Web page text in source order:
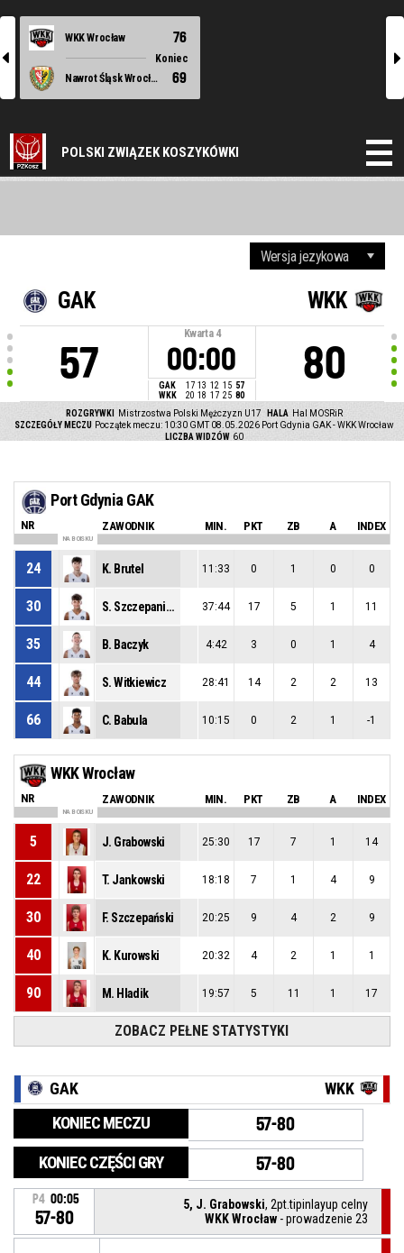
l
WKK Wrocław 76
Koniec
Nawrot Śląsk Wrocław
69
r
POLSKI ZWIĄZEK KOSZYKÓWKI
GAK
57
Kwarta 4
00:00
GAK 17 13 12 15 57
WKK
20 18 17 25 80
WKK
80
ROZGRYWKI Mistrzostwa Polski Mężczyzn U17 HALA Hal MOSRiR
SZCZEGÓŁY MECZU Początek meczu: 10:30 GMT 08.05.2026 Port Gdynia GAK - WKK Wrocław
LICZBA WIDZÓW 60
Port Gdynia GAK
NR ZAWODNIK MIN. PKT ZB A INDEX
NA BOISKU
24 K. Brutel 11:33 0 1 0 0
30 S. Szczepaniak 37:44 17 5 1 11
35 B. Baczyk 4:42 3 0 1 4
44 S. Witkiewicz 28:41 14 2 2 13
66 C. Babula 10:15 0 2 1 -1
WKK Wrocław
NR ZAWODNIK MIN. PKT ZB A INDEX
NA BOISKU
5 J. Grabowski 25:30 17 7 1 14
22 T. Jankowski 18:18 7 1 4 9
30 F. Szczepański 20:25 9 4 2 9
40 K. Kurowski 20:32 4 2 1 1
90 M. Hladik 19:57 5 11 1 17
ZOBACZ PEŁNE STATYSTYKI
GAK WKK
KONIEC MECZU 57-80
KONIEC CZĘŚCI GRY 57-80
P4 00:05
57-80
5, J. Grabowski, 2pt.tipinlayup celny
WKK Wrocław - prowadzenie 23